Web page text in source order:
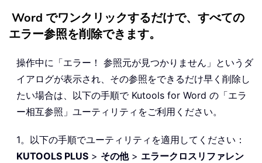
Word でワンクリックするだけで、すべての
エラー参照を削除できます。
操作中に「エラー！ 参照元が見つかりません」というダ
イアログが表示され、その参照をできるだけ早く削除し
たい場合は、以下の手順で Kutools for Word の「エラ
ー相互参照」ユーティリティをご利用ください。
1。以下の手順でユーティリティを適用してください：
KUTOOLS PLUS > その他> エラークロスリファレン